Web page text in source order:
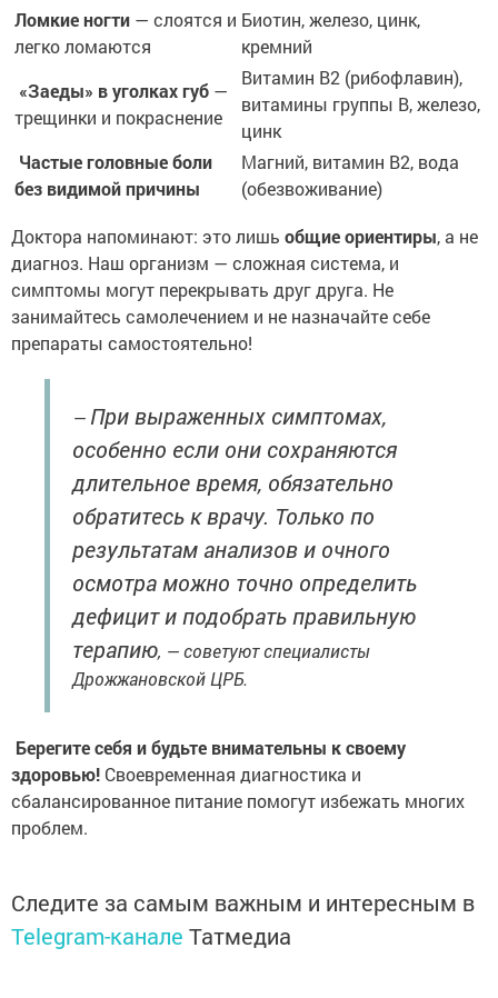
Ломкие ногти — слоятся и
легко ломаются
Биотин, железо, цинк,
кремний
«Заеды» в уголках губ —
трещинки и покраснение
Витамин В2 (рибофлавин),
витамины группы В, железо,
цинк
Частые головные боли
без видимой причины
Магний, витамин В2, вода
(обезвоживание)
Доктора напоминают: это лишь общие ориентиры, а не
диагноз. Наш организм — сложная система, и
симптомы могут перекрывать друг друга. Не
занимайтесь самолечением и не назначайте себе
препараты самостоятельно!
— При выраженных симптомах,
особенно если они сохраняются
длительное время, обязательно
обратитесь к врачу. Только по
результатам анализов и очного
осмотра можно точно определить
дефицит и подобрать правильную
терапию, — советуют специалисты
Дрожжановской ЦРБ.
Берегите себя и будьте внимательны к своему
здоровью! Своевременная диагностика и
сбалансированное питание помогут избежать многих
проблем.
Следите за самым важным и интересным в
Telegram-канале Татмедиа